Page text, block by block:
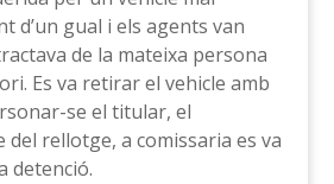
d’un gual i els agents van
de la mateixa persona
Es va retirar el vehicle amb
se el titular, el
rellotge, a comissaria es va
detenció.